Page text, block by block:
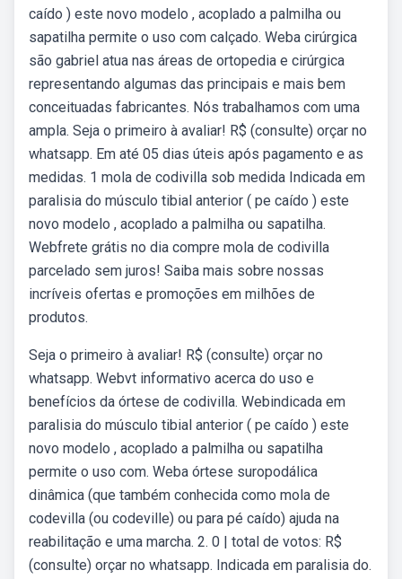
caído ) este novo modelo , acoplado a palmilha ou
sapatilha permite o uso com calçado. Weba cirúrgica
são gabriel atua nas áreas de ortopedia e cirúrgica
representando algumas das principais e mais bem
conceituadas fabricantes. Nós trabalhamos com uma
ampla. Seja o primeiro à avaliar! R$ (consulte) orçar no
whatsapp. Em até 05 dias úteis após pagamento e as
medidas. 1 mola de codivilla sob medida Indicada em
paralisia do músculo tibial anterior ( pe caído ) este
novo modelo , acoplado a palmilha ou sapatilha.
Webfrete grátis no dia compre mola de codivilla
parcelado sem juros! Saiba mais sobre nossas
incríveis ofertas e promoções em milhões de
produtos.
Seja o primeiro à avaliar! R$ (consulte) orçar no
whatsapp. Webvt informativo acerca do uso e
benefícios da órtese de codivilla. Webindicada em
paralisia do músculo tibial anterior ( pe caído ) este
novo modelo , acoplado a palmilha ou sapatilha
permite o uso com. Weba órtese suropodálica
dinâmica (que também conhecida como mola de
codevilla (ou codeville) ou para pé caído) ajuda na
reabilitação e uma marcha. 2. 0 | total de votos: R$
(consulte) orçar no whatsapp. Indicada em paralisia do.